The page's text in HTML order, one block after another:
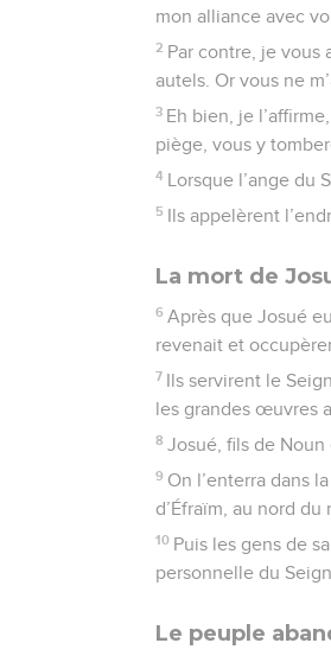
mon alliance avec
2 Par contre, je vous
autels. Or vous ne
3 Eh bien, je
piège, vous y
4 Lorsque l’ange du
5 Ils appelèrent
La mort de
6 Après que Josué
revenait et
7 Ils servirent le
les grandes œuvres
8 Josué, fils de Noun
9 On l’enterra dans
d’Éfraïm, au nord du
10 Puis les gens de
personnelle du
Le peuple